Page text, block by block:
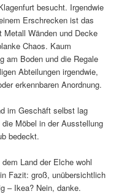
besucht. Irgendwie
Erschrecken ist das
Metall Wänden und Decke
Chaos. Kaum
am Boden und die Regale
Abteilungen irgendwie,
erkennbaren Anordnung.
im Geschäft selbst lag
Möbel in der Ausstellung
bedeckt.
Land der Elche wohl
Fazit: groß, unübersichtlich
– Ikea? Nein, danke.